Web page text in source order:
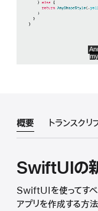
概要 トランスクリ
SwiftUIの
SwiftUIを使ってすべ
アプリを作成する方